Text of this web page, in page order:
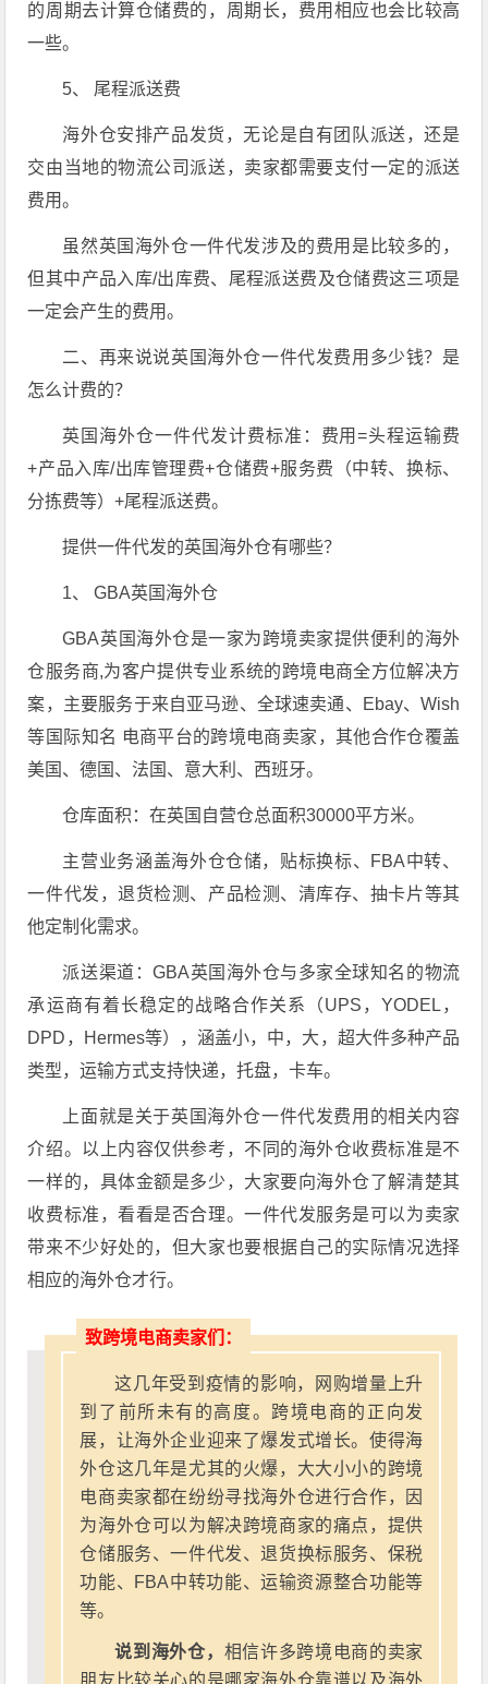
的周期去计算仓储费的，周期长，费用相应也会比较高
一些。
5、 尾程派送费
海外仓安排产品发货，无论是自有团队派送，还是
交由当地的物流公司派送，卖家都需要支付一定的派送
费用。
虽然英国海外仓一件代发涉及的费用是比较多的，
但其中产品入库/出库费、尾程派送费及仓储费这三项是
一定会产生的费用。
二、再来说说英国海外仓一件代发费用多少钱？是
怎么计费的？
英国海外仓一件代发计费标准：费用=头程运输费
+产品入库/出库管理费+仓储费+服务费（中转、换标、
分拣费等）+尾程派送费。
提供一件代发的英国海外仓有哪些？
1、 GBA英国海外仓
GBA英国海外仓是一家为跨境卖家提供便利的海外
仓服务商,为客户提供专业系统的跨境电商全方位解决方
案，主要服务于来自亚马逊、全球速卖通、Ebay、Wish
等国际知名 电商平台的跨境电商卖家，其他合作仓覆盖
美国、德国、法国、意大利、西班牙。
仓库面积：在英国自营仓总面积30000平方米。
主营业务涵盖海外仓仓储，贴标换标、FBA中转、
一件代发，退货检测、产品检测、清库存、抽卡片等其
他定制化需求。
派送渠道：GBA英国海外仓与多家全球知名的物流
承运商有着长稳定的战略合作关系（UPS，YODEL，
DPD，Hermes等），涵盖小，中，大，超大件多种产品
类型，运输方式支持快递，托盘，卡车。
上面就是关于英国海外仓一件代发费用的相关内容
介绍。以上内容仅供参考，不同的海外仓收费标准是不
一样的，具体金额是多少，大家要向海外仓了解清楚其
收费标准，看看是否合理。一件代发服务是可以为卖家
带来不少好处的，但大家也要根据自己的实际情况选择
相应的海外仓才行。
致跨境电商卖家们：
这几年受到疫情的影响，网购增量上升
到了前所未有的高度。跨境电商的正向发
展，让海外企业迎来了爆发式增长。使得海
外仓这几年是尤其的火爆，大大小小的跨境
电商卖家都在纷纷寻找海外仓进行合作，因
为海外仓可以为解决跨境商家的痛点，提供
仓储服务、一件代发、退货换标服务、保税
功能、FBA中转功能、运输资源整合功能等
等。
说到海外仓， 相信许多跨境电商的卖家
朋友比较关心的是哪家海外仓靠谱以及海外